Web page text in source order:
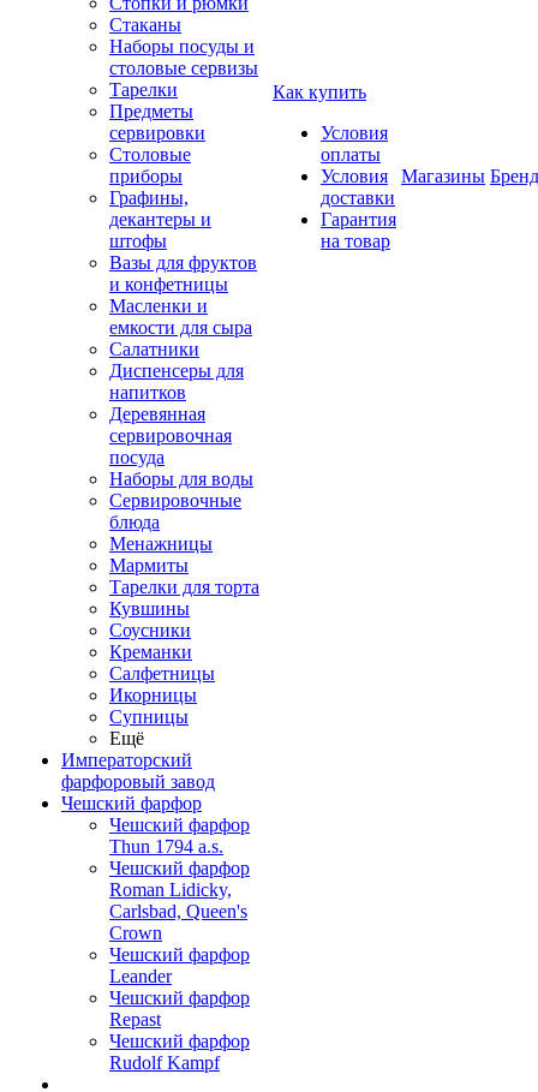
Стаканы
Наборы посуды и
столовые сервизы
Тарелки
Предметы
сервировки
Столовые
приборы
Графины,
декантеры и
штофы
Вазы для фруктов
и конфетницы
Масленки и
емкости для сыра
Салатники
Диспенсеры для
напитков
Деревянная
сервировочная
посуда
Наборы для воды
Сервировочные
блюда
Менажницы
Мармиты
Тарелки для торта
Кувшины
Соусники
Креманки
Салфетницы
Икорницы
Супницы
Ещё
Императорский
фарфоровый завод
Чешский фарфор
Чешский фарфор
Thun 1794 a.s.
Чешский фарфор
Roman Lidicky,
Carlsbad, Queen's
Crown
Чешский фарфор
Leander
Чешский фарфор
Repast
Чешский фарфор
Rudolf Kampf
Как купить
Условия
оплаты
Условия
доставки
Гарантия
на товар
Магазины